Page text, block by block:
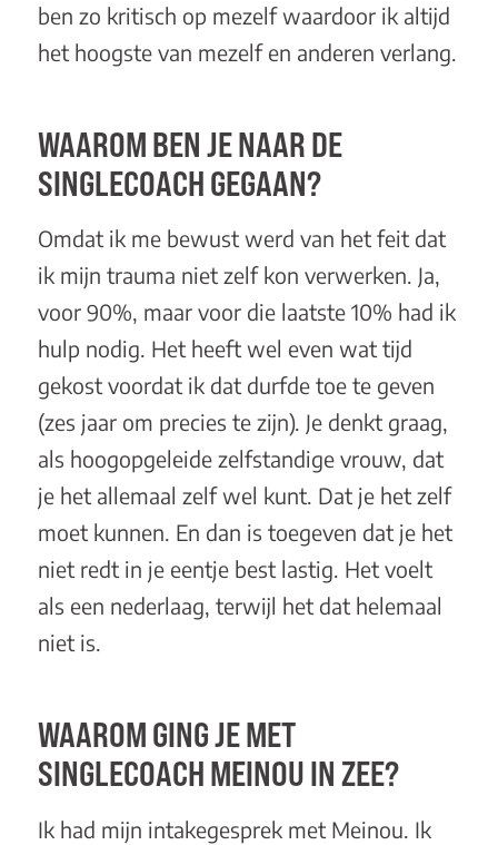
ben zo kritisch op mezelf waardoor ik altijd
het hoogste van mezelf en anderen verlang.
WAAROM BEN JE NAAR DE
SINGLECOACH GEGAAN?
Omdat ik me bewust werd van het feit dat
ik mijn trauma niet zelf kon verwerken. Ja,
voor 90%, maar voor die laatste 10% had ik
hulp nodig. Het heeft wel even wat tijd
gekost voordat ik dat durfde toe te geven
(zes jaar om precies te zijn). Je denkt graag,
als hoogopgeleide zelfstandige vrouw, dat
je het allemaal zelf wel kunt. Dat je het zelf
moet kunnen. En dan is toegeven dat je het
niet redt in je eentje best lastig. Het voelt
als een nederlaag, terwijl het dat helemaal
niet is.
WAAROM GING JE MET
SINGLECOACH MEINOU IN ZEE?
Ik had mijn intakegesprek met Meinou. Ik